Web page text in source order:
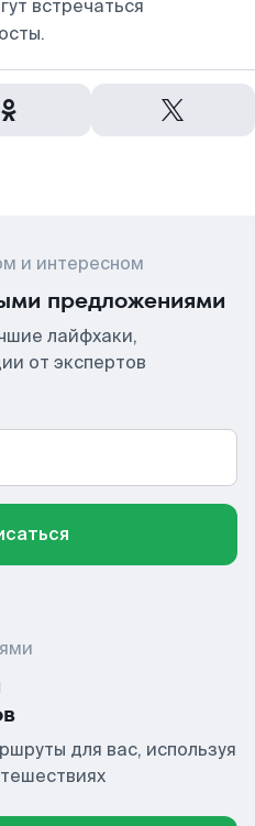
встречаться
и интересном
предложениями
лайфхаки,
от экспертов
для вас, используя